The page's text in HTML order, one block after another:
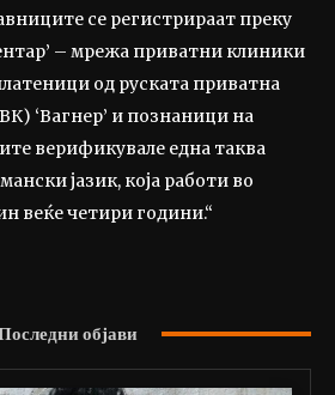
се регистрираат преку
– мрежа приватни клиники
од руската приватна
‘Вагнер’ и познаници на
верификувале една таква
јазик, која работи во
веќе четири години.“
објави